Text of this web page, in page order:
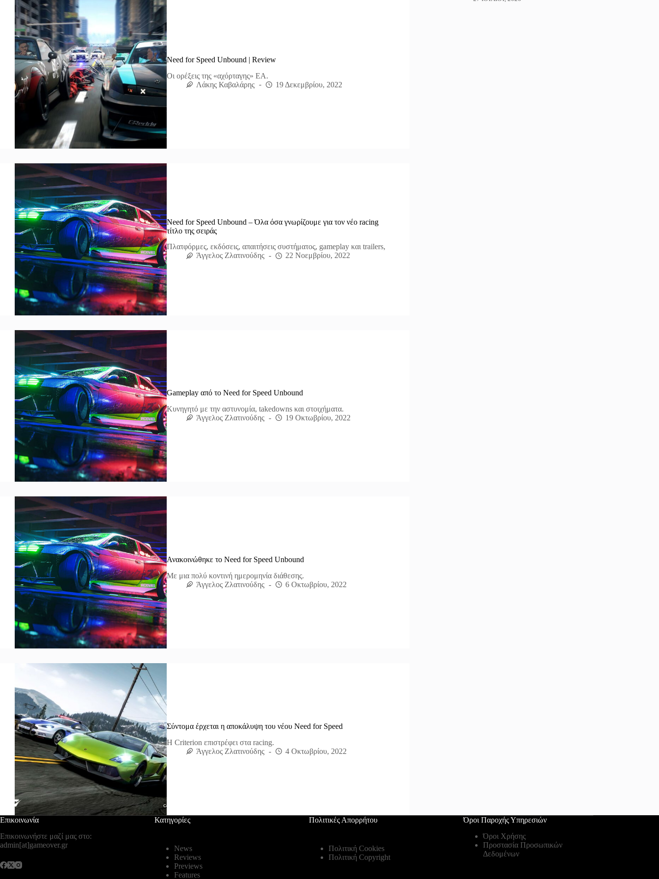
Need for Speed Unbound | Review
Οι ορέξεις της «αχόρταγης» EA.
Λάκης Καβαλάρης
19 Δεκεμβρίου, 2022
Need for Speed Unbound – Όλα όσα γνωρίζουμε για τον νέο racing
τίτλο της σειράς
Πλατφόρμες, εκδόσεις, απαιτήσεις συστήματος, gameplay και trailers,
Άγγελος Ζλατινούδης
22 Νοεμβρίου, 2022
Gameplay από το Need for Speed Unbound
Κυνηγητό με την αστυνομία, takedowns και στοιχήματα.
Άγγελος Ζλατινούδης
19 Οκτωβρίου, 2022
Ανακοινώθηκε το Need for Speed ​​Unbound
Με μια πολύ κοντινή ημερομηνία διάθεσης.
Άγγελος Ζλατινούδης
6 Οκτωβρίου, 2022
Σύντομα έρχεται η αποκάλυψη του νέου Need for Speed
Η Criterion επιστρέφει στα racing.
Άγγελος Ζλατινούδης
4 Οκτωβρίου, 2022
Επικοινωνία
Επικοινωνήστε μαζί μας στο:
admin[at]gameover.gr
Κατηγορίες
News
Reviews
Previews
Features
Πολιτικές Απορρήτου
Πολιτική Cookies
Πολιτική Copyright
Όροι Παροχής Υπηρεσιών
Όροι Χρήσης
Προστασία Προσωπικών
Δεδομένων